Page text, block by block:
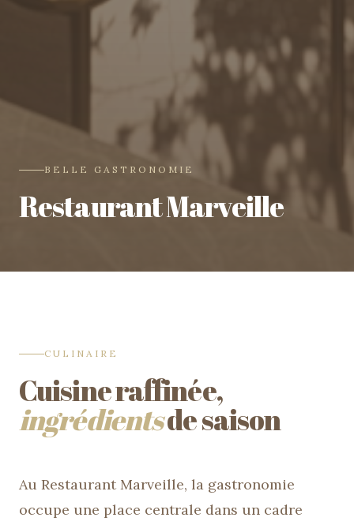
BELLE GASTRONOMIE
Restaurant Marveille
CULINAIRE
Cuisine raffinée,
ingrédientsde saison
Au Restaurant Marveille, la gastronomie
occupe une place centrale dans un cadre